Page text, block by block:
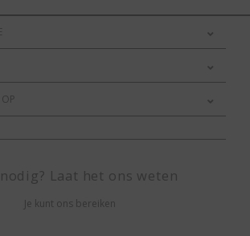
Laat het ons weten
Je kunt ons bereiken